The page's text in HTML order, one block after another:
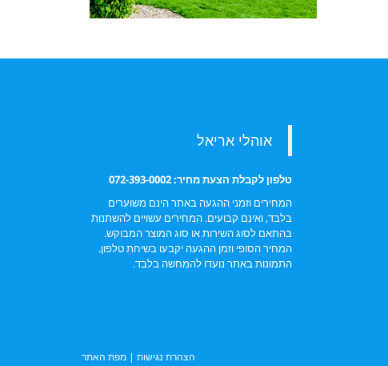
‎אוהלי אריאל‎
טלפון לקבלת הצעת מחיר: 072-393-0002
המחירים וזמני ההגעה באתר הינם משוערים
בלבד, ואינם קבועים. המחירים עשויים להשתנות
בהתאם לסוג השירות או סוג המוצר המבוקש.
המחיר הסופי וזמן ההגעה יקבעו בשיחת טלפון.
התמונות באתר נועדו להמחשה בלבד.
הצהרת נגישות | מפת האתר